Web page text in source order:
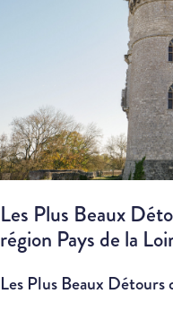
Les Plus Beaux
région Pays de la
Les Plus Beaux Détours